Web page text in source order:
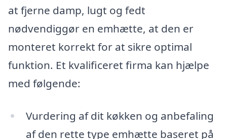
at fjerne damp, lugt og fedt
nødvendiggør en emhætte, at den er
monteret korrekt for at sikre optimal
funktion. Et kvalificeret firma kan hjælpe
med følgende:
Vurdering af dit køkken og anbefaling
af den rette type emhætte baseret på